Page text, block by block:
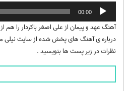
پخش‌کننده
صوت
00:00
آهنگ عهد و پیمان از علی اصغر باکردار را هم از
درباره ی آهنگ های پخش شده از سایت نیلی
نظرات در زیر پست ها بنویسید .